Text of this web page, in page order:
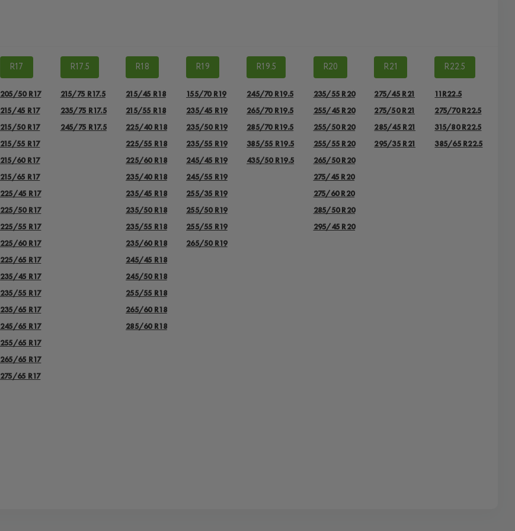
R17
205/50 R17
215/45 R17
215/50 R17
215/55 R17
215/60 R17
215/65 R17
225/45 R17
225/50 R17
225/55 R17
225/60 R17
225/65 R17
235/45 R17
235/55 R17
235/65 R17
245/65 R17
255/65 R17
265/65 R17
275/65 R17
R17.5
215/75 R17.5
235/75 R17.5
245/75 R17.5
R18
215/45 R18
215/55 R18
225/40 R18
225/55 R18
225/60 R18
235/40 R18
235/45 R18
235/50 R18
235/55 R18
235/60 R18
245/45 R18
245/50 R18
255/55 R18
265/60 R18
285/60 R18
R19
155/70 R19
235/45 R19
235/50 R19
235/55 R19
245/45 R19
245/55 R19
255/35 R19
255/50 R19
255/55 R19
265/50 R19
R19.5
245/70 R19.5
265/70 R19.5
285/70 R19.5
385/55 R19.5
435/50 R19.5
R20
235/55 R20
255/45 R20
255/50 R20
255/55 R20
265/50 R20
275/45 R20
275/60 R20
285/50 R20
295/45 R20
R21
275/45 R21
275/50 R21
285/45 R21
295/35 R21
R22.5
11R22.5
275/70 R22.5
315/80 R22.5
385/65 R22.5